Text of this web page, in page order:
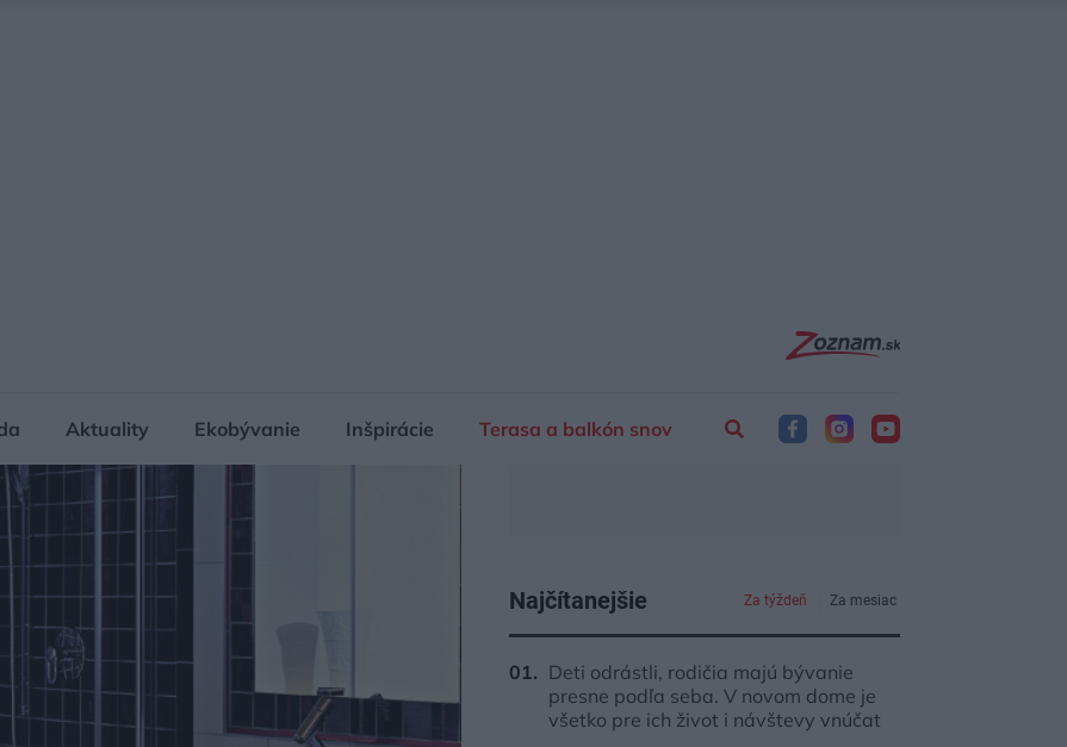
Aktuality Ekobývanie Inšpirácie Terasa a balkón snov
Najčítanejšie Za týždeň Za mesiac
Deti odrástli, rodičia majú bývanie
presne podľa seba. V novom dome je
všetko pre ich život i návštevy vnúčat